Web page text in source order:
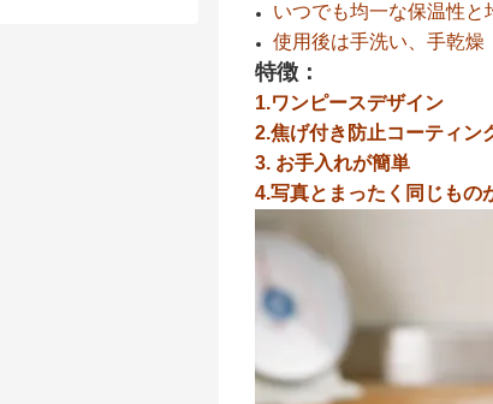
いつでも均一な保温性と
使用後は手洗い、手乾燥
特徴：
1.ワンピースデザイン
2.焦げ付き防止コーティン
3. お手入れが簡単
4.写真とまったく同じもの